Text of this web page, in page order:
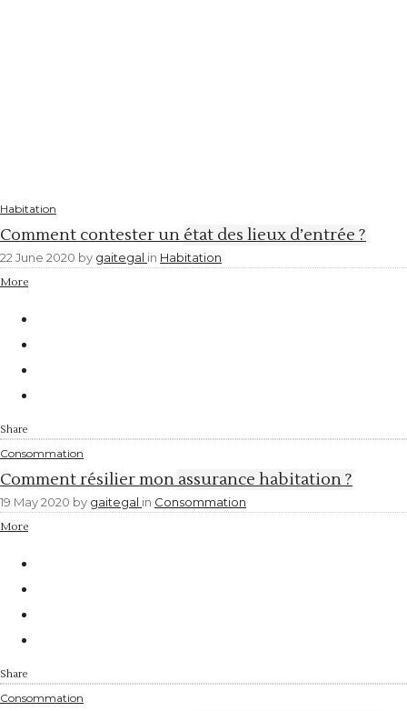
Habitation
Comment contester un état des lieux d’entrée ?
22 June 2020 by gaitegal in Habitation
More
Share
Consommation
Comment résilier mon assurance habitation ?
19 May 2020 by gaitegal in Consommation
More
Share
Consommation